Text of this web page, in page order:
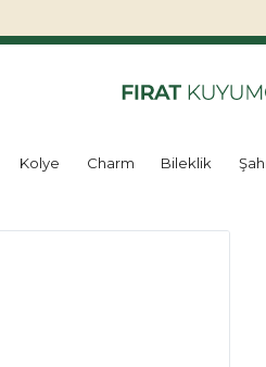
Kolye Charm Bileklik